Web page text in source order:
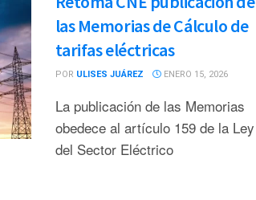
las Memorias de Cálculo de
tarifas eléctricas
POR ULISES JUÁREZ ENERO 15, 2026
La publicación de las Memorias
obedece al artículo 159 de la Ley
del Sector Eléctrico